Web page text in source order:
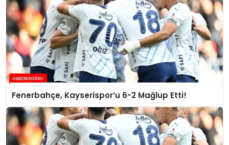
Fenerbahçe, Kayserispor’u 6-2 Mağlup Etti!